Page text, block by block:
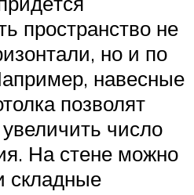
пространство не
но и по
навесные
позволят
число
На стене можно
складные